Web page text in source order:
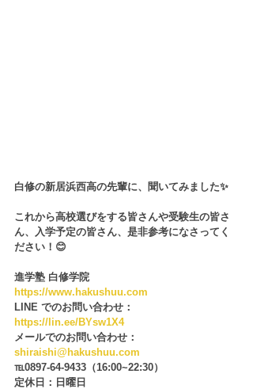
白修の新居浜西高の先輩に、聞いてみました✨
これから高校選びをする皆さんや受験生の皆さ
ん、入学予定の皆さん、是非参考になさってく
ださい！😊
進学塾 白修学院
https://www.hakushuu.com
LINE でのお問い合わせ：
https://lin.ee/BYsw1X4
メールでのお問い合わせ：
shiraishi@hakushuu.com
℡0897-64-9433（16:00~22:30）
定休日：日曜日